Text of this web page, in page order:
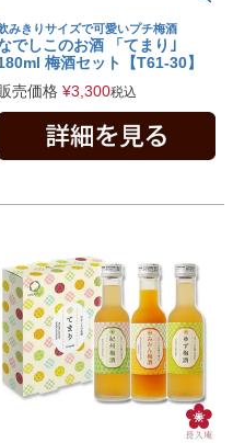
みきりサイズで可愛いプチ梅酒
でしこのお酒 「てまり｣
梅酒セット【T61-30】
売価格 ¥3,300税込